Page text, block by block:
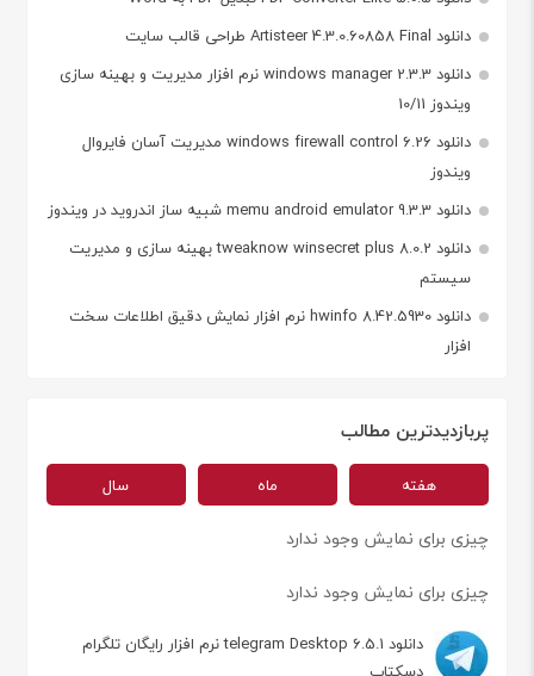
دانلود Artisteer 4.3.0.60858 Final طراحی قالب سایت
دانلود windows manager 2.3.3 نرم افزار مدیریت و بهینه سازی
ویندوز 10/11
دانلود windows firewall control 6.26 مدیریت آسان فایروال
ویندوز
دانلود memu android emulator 9.3.3 شبیه ساز اندروید در ویندوز
دانلود tweaknow winsecret plus 8.0.2 بهینه سازی و مدیریت
سیستم
دانلود hwinfo 8.42.5930 نرم افزار نمایش دقیق اطلاعات سخت
افزار
پربازدیدترین مطالب
هفته ماه سال
چیزی برای نمایش وجود ندارد
چیزی برای نمایش وجود ندارد
دانلود telegram Desktop 6.5.1 نرم افزار رایگان تلگرام